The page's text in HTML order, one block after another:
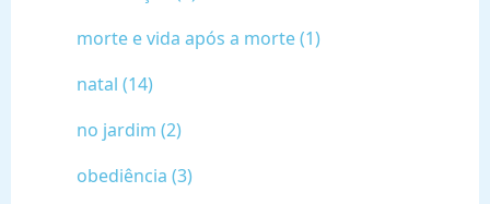
morte e vida após a morte (1)
natal (14)
no jardim (2)
obediência (3)